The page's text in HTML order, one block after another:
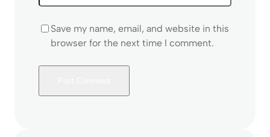
Save my name, email, and website in this
browser for the next time I comment.